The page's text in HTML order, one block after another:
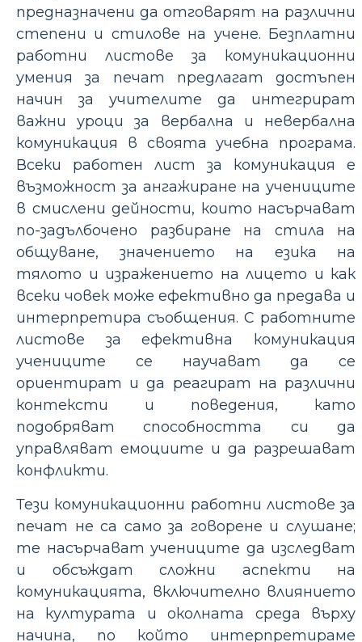
предназначени да отговарят на различни
степени и стилове на учене. Безплатни
работни листове за комуникационни
умения за печат предлагат достъпен
начин за учителите да интегрират
важни уроци за вербална и невербална
комуникация в своята учебна програма.
Всеки работен лист за комуникация е
възможност за ангажиране на учениците
в смислени дейности, които насърчават
по-задълбочено разбиране на стила на
общуване, значението на езика на
тялото и изражението на лицето и как
всеки човек може ефективно да предава и
интерпретира съобщения. С работните
листове за ефективна комуникация
учениците се научават да се
ориентират и да реагират на различни
контексти и поведения, като
подобряват способността си да
управляват емоциите и да разрешават
конфликти.
Тези комуникационни работни листове за
печат не са само за говорене и слушане;
те насърчават учениците да изследват
и обсъждат сложни аспекти на
комуникацията, включително влиянието
на културата и околната среда върху
начина, по който интерпретираме